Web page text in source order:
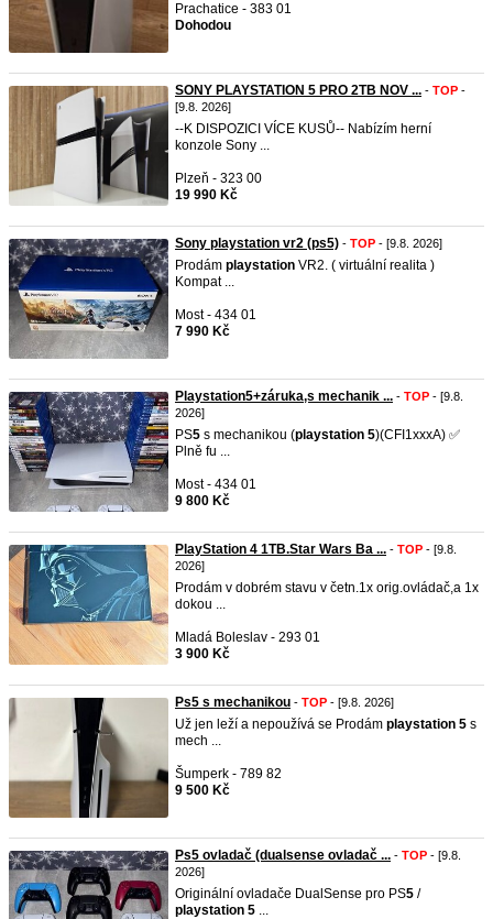
Prachatice - 383 01
Dohodou
SONY PLAYSTATION 5 PRO 2TB NOV ... - TOP -
[9.8. 2026]
--K DISPOZICI VÍCE KUSŮ-- Nabízím herní
konzole Sony ...
Plzeň - 323 00
19 990 Kč
Sony playstation vr2 (ps5) - TOP - [9.8. 2026]
Prodám playstation VR2. ( virtuální realita )
Kompat ...
Most - 434 01
7 990 Kč
Playstation5+záruka,s mechanik ... - TOP - [9.8.
2026]
PS5 s mechanikou (playstation 5)(CFI1xxxA) ✅
Plně fu ...
Most - 434 01
9 800 Kč
PlayStation 4 1TB.Star Wars Ba ... - TOP - [9.8.
2026]
Prodám v dobrém stavu v četn.1x orig.ovládač,a 1x
dokou ...
Mladá Boleslav - 293 01
3 900 Kč
Ps5 s mechanikou - TOP - [9.8. 2026]
Už jen leží a nepoužívá se Prodám playstation 5 s
mech ...
Šumperk - 789 82
9 500 Kč
Ps5 ovladač (dualsense ovladač ... - TOP - [9.8.
2026]
Originální ovladače DualSense pro PS5 /
playstation 5 ...